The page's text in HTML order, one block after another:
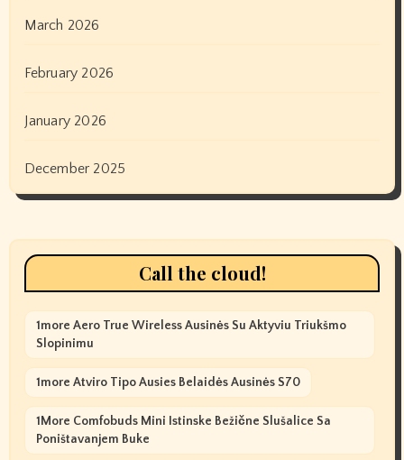
March 2026
February 2026
January 2026
December 2025
Call the cloud!
1more Aero True Wireless Ausinės Su Aktyviu Triukšmo
Slopinimu
1more Atviro Tipo Ausies Belaidės Ausinės S70
1More Comfobuds Mini Istinske Bežične Slušalice Sa
Poništavanjem Buke